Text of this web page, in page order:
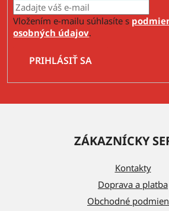
Vložením e-mailu súhlasíte s
osobných údajov.
PRIHLÁSIŤ SA
ZÁKAZNÍCKY
Kontakty
Doprava a platba
Obchodné